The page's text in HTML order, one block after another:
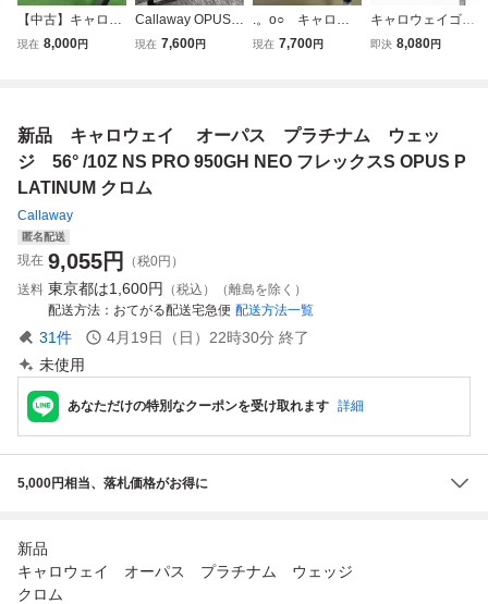
【中古】キャロウ
ェイ OPUS クロム
現在 8,000円
Callaway OPUS S
P クロム ウェッジ
現在 7,600円
.。o○ キャロウ
ェイ OPUS SP+
現在 7,700円
キャロウェイゴル
フ Callaway Golf
S.PRO 950GH ne
o
即決 8,080円
新品 キャロウェイ オーパス プラチナム ウェッ
ジ 56° /10Z NS PRO 950GH NEO フレックスS OPUS P
LATINUM クロム
Callaway
匿名配送
現在 9,055円
（税0円）
送料 東京都は1,600円
（税込）（離島を除く）
配送方法
おてがる配送宅急便 配送方法一覧
31件 4月19日（日）22時30分 終了
未使用
あなただけの特別なクーポンを受け取れます 詳細
5,000円相当、落札価格がお得に
新品
キャロウェイ オーパス プラチナム ウェッジ
クロム